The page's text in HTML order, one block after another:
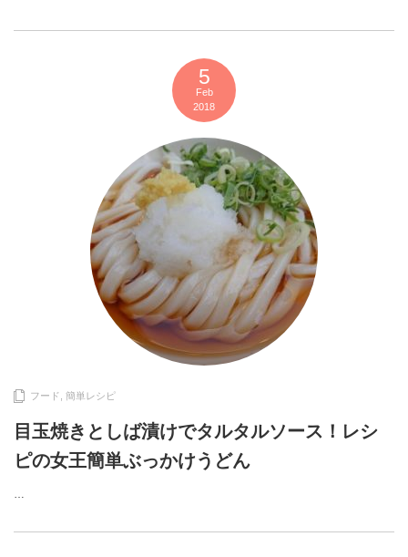
5
Feb
2018
フード 簡単レシピ
目玉焼きとしば漬けでタルタルソース！レシ
ピの女王簡単ぶっかけうどん
…